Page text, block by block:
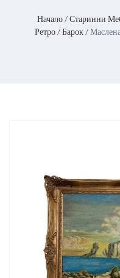
Начало/Старинни
Ретро/Барок/